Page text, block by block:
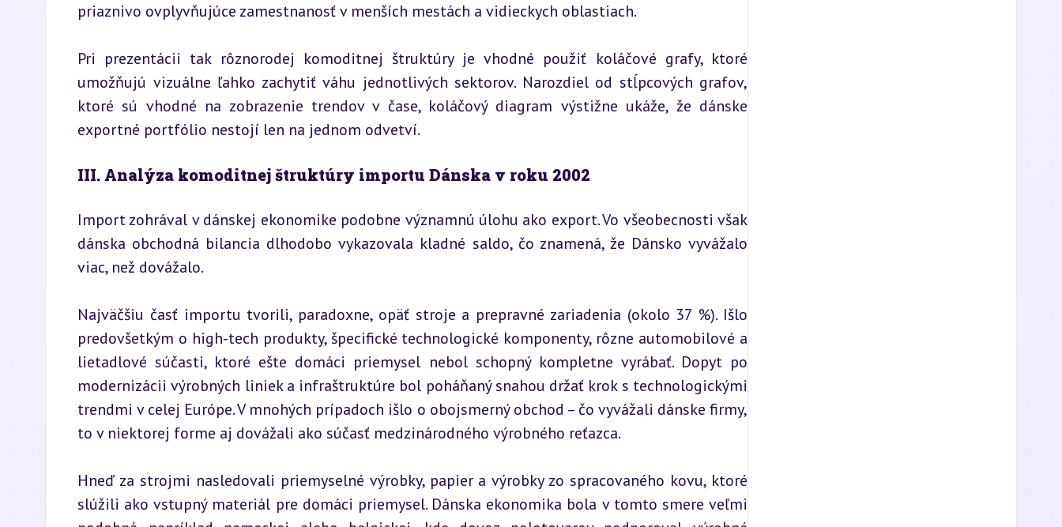
priaznivo ovplyvňujúce zamestnanosť v menších mestách a vidieckych oblastiach.
Pri prezentácii tak rôznorodej komoditnej štruktúry je vhodné použiť koláčové grafy, ktoré
umožňujú vizuálne ľahko zachytiť váhu jednotlivých sektorov. Narozdiel od stĺpcových grafov,
ktoré sú vhodné na zobrazenie trendov v čase, koláčový diagram výstižne ukáže, že dánske
exportné portfólio nestojí len na jednom odvetví.
III. Analýza komoditnej štruktúry importu Dánska v roku 2002
Import zohrával v dánskej ekonomike podobne významnú úlohu ako export. Vo všeobecnosti však
dánska obchodná bilancia dlhodobo vykazovala kladné saldo, čo znamená, že Dánsko vyvážalo
viac, než dovážalo.
Najväčšiu časť importu tvorili, paradoxne, opäť stroje a prepravné zariadenia (okolo 37 %). Išlo
predovšetkým o high-tech produkty, špecifické technologické komponenty, rôzne automobilové a
lietadlové súčasti, ktoré ešte domáci priemysel nebol schopný kompletne vyrábať. Dopyt po
modernizácii výrobných liniek a infraštruktúre bol poháňaný snahou držať krok s technologickými
trendmi v celej Európe. V mnohých prípadoch išlo o obojsmerný obchod – čo vyvážali dánske firmy,
to v niektorej forme aj dovážali ako súčasť medzinárodného výrobného reťazca.
Hneď za strojmi nasledovali priemyselné výrobky, papier a výrobky zo spracovaného kovu, ktoré
slúžili ako vstupný materiál pre domáci priemysel. Dánska ekonomika bola v tomto smere veľmi